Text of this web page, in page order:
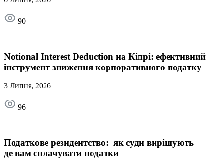
90
Notional Interest Deduction на Кіпрі: ефективний
інструмент зниження корпоративного податку
3 Липня, 2026
96
Податкове резидентство: як суди вирішують
де вам сплачувати податки